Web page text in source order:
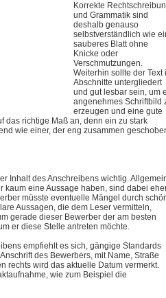
Korrekte
und Grammatik sind
deshalb genauso
selbstverständlich wie
sauberes Blatt ohne
Knicke oder
Verschmutzungen.
Weiterhin sollte der Text
Abschnitte untergliedert
und gut lesbar sein, um
angenehmes Schriftbild
erzeugen und eine gute
das richtige Maß an, denn ein zu stark
wie einer, der eng zusammen
Inhalt des Anschreibens wichtig.
kaum eine Aussage haben, sind dabei
müsste eventuelle Mängel durch
Aussagen, die dem Leser vermitteln,
gerade dieser Bewerber der am besten
er diese Stelle antreten möchte.
empfiehlt es sich, gängige Standards
des Bewerbers, mit Name, Straße
rechts wird das aktuelle Datum vermerkt.
wie zum Beispiel die